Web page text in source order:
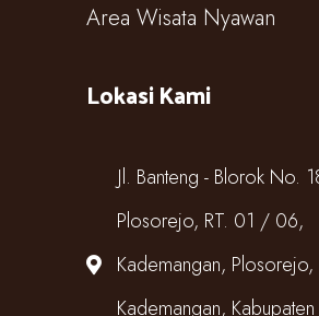
Area Wisata Nyawan
Lokasi Kami
Jl. Banteng - Blorok No.
Plosorejo, RT. 01 / 06,
Kademangan, Plosorejo,
Kademangan, Kabupaten